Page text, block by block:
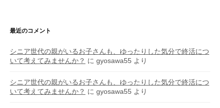
最近のコメント
シニア世代の親がいるお子さんも、ゆったりした気分で終活につ
いて考えてみませんか？ に gyosawa55 より
シニア世代の親がいるお子さんも、ゆったりした気分で終活につ
いて考えてみませんか？ に gyosawa55 より